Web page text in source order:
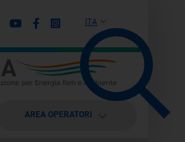
ITA
YoutubeFacebook
Instagram
AREA OPERATORI